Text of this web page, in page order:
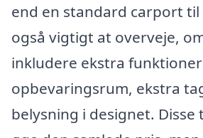
end en standard carport til
også vigtigt at overveje,
inkludere ekstra
opbevaringsrum, ekstra
belysning i designet. Disse